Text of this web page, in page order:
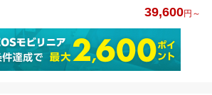
39,600円～